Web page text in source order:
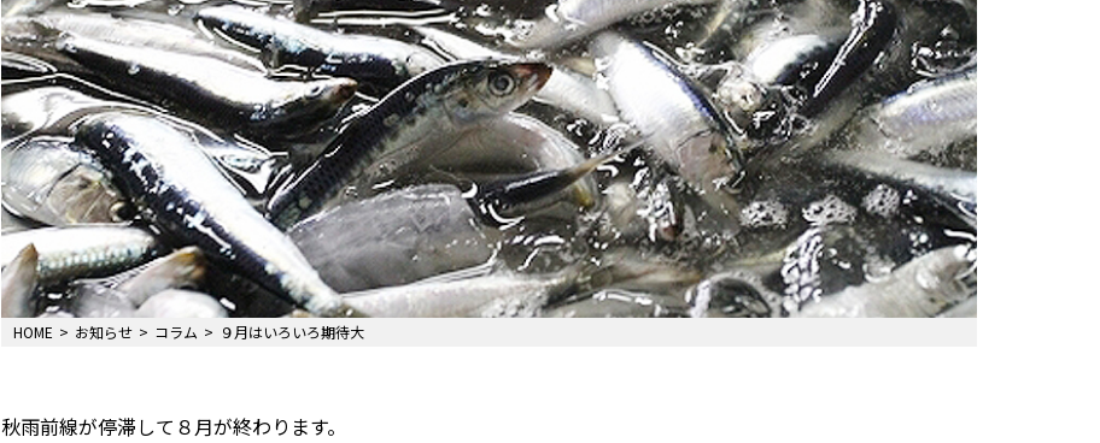
HOME お知らせ コラム ９月はいろいろ期待大
秋雨前線が停滞して８月が終わります。